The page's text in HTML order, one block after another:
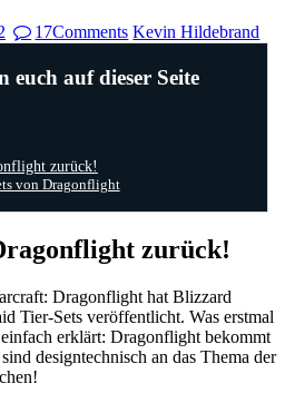
17Comments Kevin Hildebrand
euch auf dieser Seite
zurück!
von Dragonflight
zurück!
Dragonflight hat Blizzard
Tier-Sets veröffentlicht. Was erstmal
erklärt: Dragonflight bekommt
designtechnisch an das Thema der